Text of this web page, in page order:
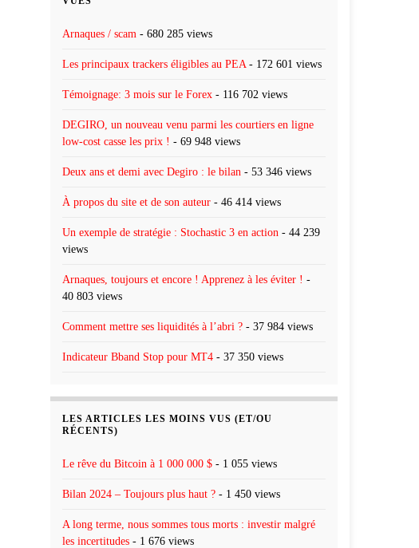
Arnaques / scam - 680 285 views
Les principaux trackers éligibles au PEA - 172 601 views
Témoignage: 3 mois sur le Forex - 116 702 views
DEGIRO, un nouveau venu parmi les courtiers en ligne
low-cost casse les prix ! - 69 948 views
Deux ans et demi avec Degiro : le bilan - 53 346 views
À propos du site et de son auteur - 46 414 views
Un exemple de stratégie : Stochastic 3 en action - 44 239
views
Arnaques, toujours et encore ! Apprenez à les éviter ! -
40 803 views
Comment mettre ses liquidités à l’abri ? - 37 984 views
Indicateur Bband Stop pour MT4 - 37 350 views
LES ARTICLES LES MOINS VUS (ET/OU
RÉCENTS)
Le rêve du Bitcoin à 1 000 000 $ - 1 055 views
Bilan 2024 – Toujours plus haut ? - 1 450 views
A long terme, nous sommes tous morts : investir malgré
les incertitudes - 1 676 views